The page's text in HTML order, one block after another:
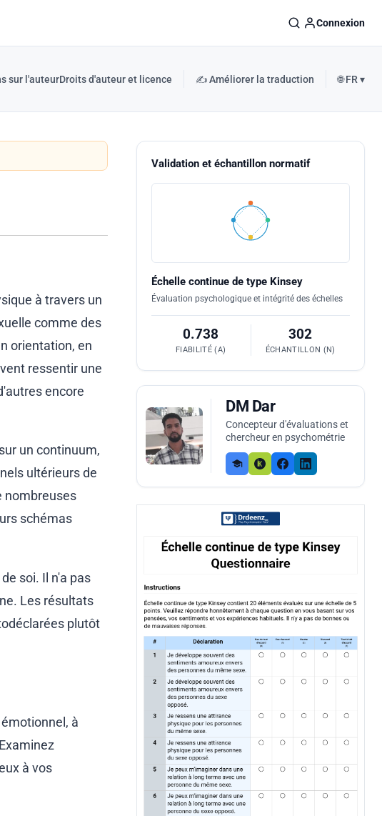
Connexion
sur l'auteurDroits d'auteur et licence ✍️ Améliorer la traduction 🌐 FR ▾
à travers un
comme des
orientation, en
ressentir une
encore
un continuum,
ultérieurs de
nombreuses
schémas
soi. Il n'a pas
Les résultats
plutôt
à
à vos
Validation et échantillon normatif
Échelle continue de type Kinsey
Évaluation psychologique et intégrité des échelles
0.738
FIABILITÉ (Α)
302
ÉCHANTILLON (N)
DM Dar
Concepteur d'évaluations et
chercheur en psychométrie